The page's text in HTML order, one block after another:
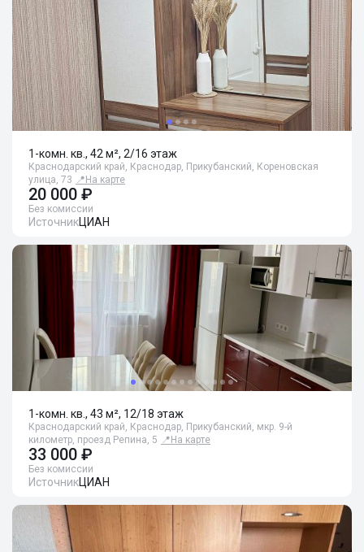
1-комн. кв., 42 м², 2/16 этаж
Краснодарский край, Краснодар, Прикубанский, Кореновская
улица, 73 📍 На карте
20 000 ₽
Без комиссии
ИсточникЦИАН
1-комн. кв., 43 м², 12/18 этаж
Краснодарский край, Краснодар, Прикубанский, мкр. 9-й
километр, проезд Репина, 5 📍 На карте
33 000 ₽
Без комиссии
ИсточникЦИАН